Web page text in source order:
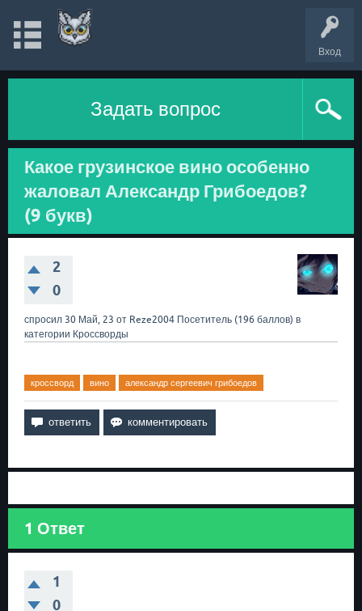
Вход
Задать вопрос
Какое грузинское вино особенно
жаловал Александр Грибоедов?
(9 букв)
2
0
спросил 30 Май, 23 от Reze2004 Посетитель (196 баллов) в
категории Кроссворды
кроссворд вино александр сергеевич грибоедов
1 Ответ
1
0